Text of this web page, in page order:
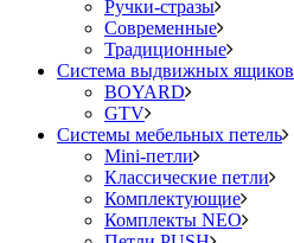
Ручки-стразы
Современные
Традиционные
Система выдвижных ящиков
BOYARD
GTV
Системы мебельных петель
Mini-петли
Классические петли
Комплектующие
Комплекты NEO